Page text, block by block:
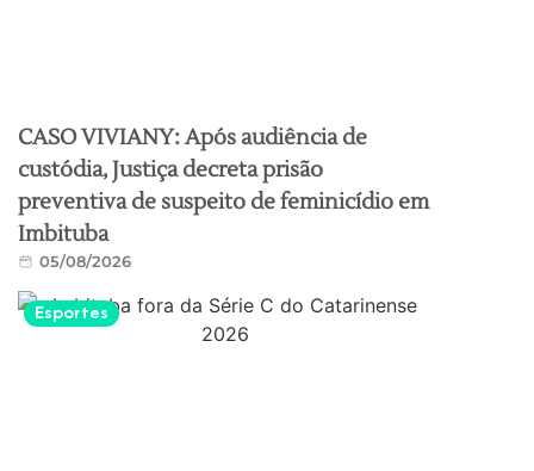
CASO VIVIANY: Após audiência de
custódia, Justiça decreta prisão
preventiva de suspeito de feminicídio em
Imbituba
05/08/2026
Esportes